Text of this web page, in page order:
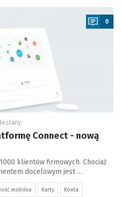
0
Connect - nową
klientów firmowych. Chociaż
docelowym jest …
mobilna Karty Konta